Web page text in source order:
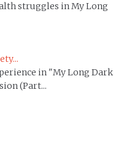
struggles in My Long
in "My Long Dark
(Part...